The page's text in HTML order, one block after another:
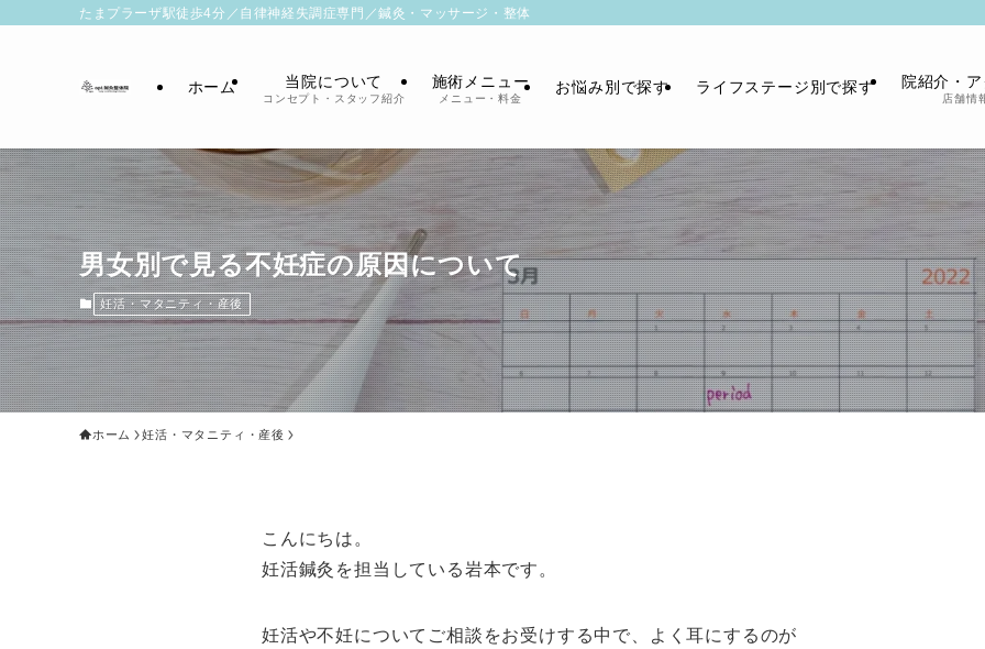
たまプラーザ駅徒歩4分／自律神経失調症専門／鍼灸・マッサージ・整体
ホーム 当院について
コンセプト・スタッフ紹介
施術メニュー
メニュー・料金
お悩み別で探す ライフステージ別で探す 院紹介・
店舗情
男女別で見る不妊症の原因について
妊活・マタニティ・産後
ホーム 妊活・マタニティ・産後
こんにちは。
妊活鍼灸を担当している岩本です。
妊活や不妊についてご相談をお受けする中で、よく耳にするのが